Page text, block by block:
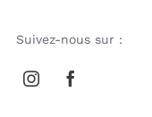
Suivez-nous sur :